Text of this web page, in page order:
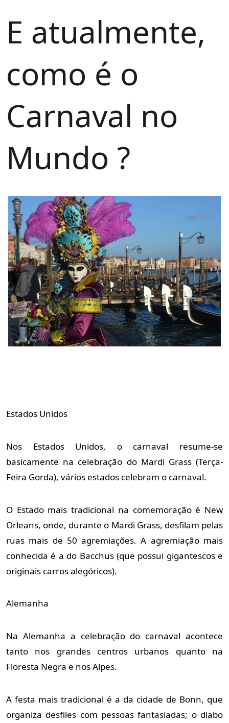
E atualmente,
como é o
Carnaval no
Mundo ?
Estados Unidos
Nos Estados Unidos, o carnaval resume-se
basicamente na celebração do Mardi Grass (Terça-
Feira Gorda), vários estados celebram o carnaval.
O Estado mais tradicional na comemoração é New
Orleans, onde, durante o Mardi Grass, desfilam pelas
ruas mais de 50 agremiações. A agremiação mais
conhecida é a do Bacchus (que possui gigantescos e
originais carros alegóricos).
Alemanha
Na Alemanha a celebração do carnaval acontece
tanto nos grandes centros urbanos quanto na
Floresta Negra e nos Alpes.
A festa mais tradicional é a da cidade de Bonn, que
organiza desfiles com pessoas fantasiadas; o diabo